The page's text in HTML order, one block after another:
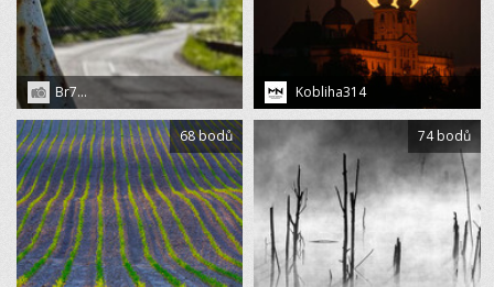
Br7... Kobliha314
68 bodů 74 bodů